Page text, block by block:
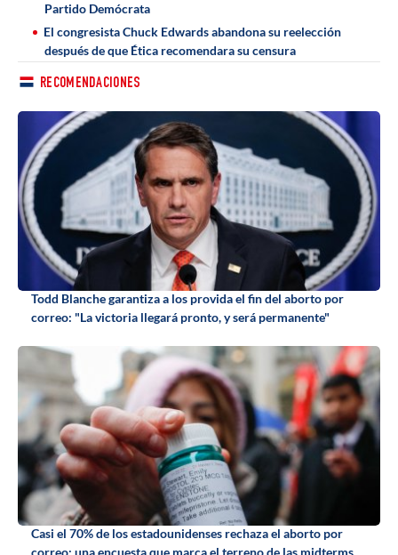
Partido Demócrata
El congresista Chuck Edwards abandona su reelección
después de que Ética recomendara su censura
RECOMENDACIONES
Todd Blanche garantiza a los provida el fin del aborto por
correo: "La victoria llegará pronto, y será permanente"
Casi el 70% de los estadounidenses rechaza el aborto por
correo: una encuesta que marca el terreno de las midterms